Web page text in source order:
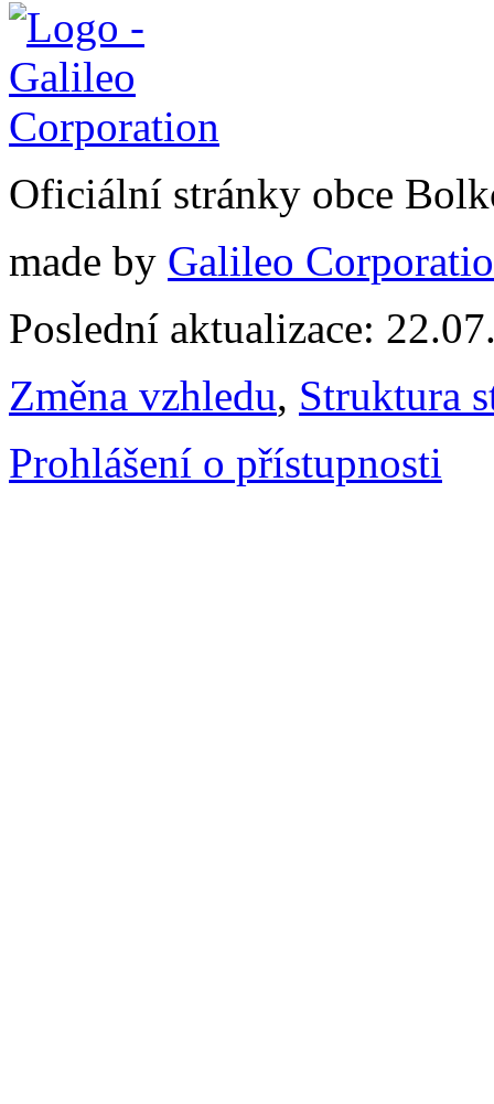
Oficiální stránky obce
made by Galileo
Poslední aktualizace:
Změna vzhledu, Struktura
Prohlášení o přístupnosti